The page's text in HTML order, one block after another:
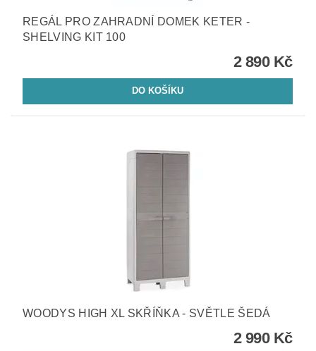
REGÁL PRO ZAHRADNÍ DOMEK KETER -
SHELVING KIT 100
2 890 Kč
WOODYS HIGH XL SKŘÍŇKA - SVĚTLE ŠEDÁ
2 990 Kč